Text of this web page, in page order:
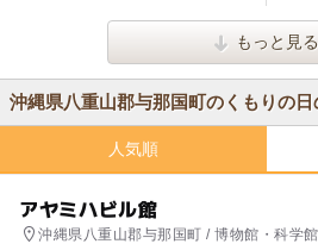
もっと見る
沖縄県八重山郡与那国町のくもりの
人気順
アヤミハビル館
沖縄県八重山郡与那国町 / 博物館・科学館